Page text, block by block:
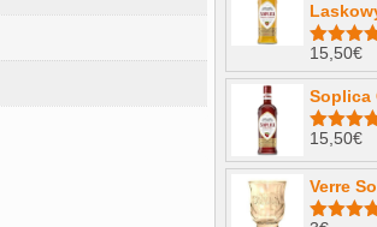
Note4.98
sur 5
15,50€
Soplica
Note5.00
sur 5
15,50€
Verre